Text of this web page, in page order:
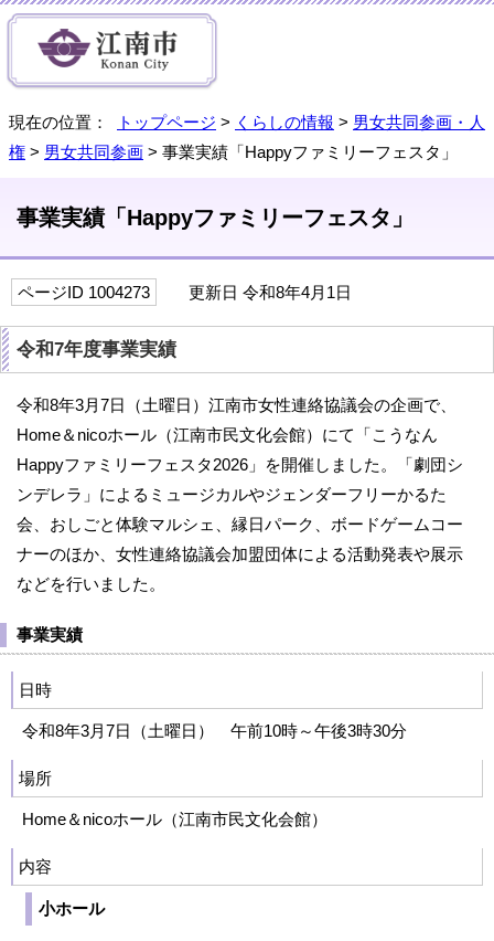
現在の位置： トップページ > くらしの情報 > 男女共同参画・人
権 > 男女共同参画 > 事業実績「Happyファミリーフェスタ」
事業実績「Happyファミリーフェスタ」
ページID 1004273 更新日 令和8年4月1日
令和7年度事業実績
令和8年3月7日（土曜日）江南市女性連絡協議会の企画で、
Home＆nicoホール（江南市民文化会館）にて「こうなん
Happyファミリーフェスタ2026」を開催しました。「劇団シ
ンデレラ」によるミュージカルやジェンダーフリーかるた
会、おしごと体験マルシェ、縁日パーク、ボードゲームコー
ナーのほか、女性連絡協議会加盟団体による活動発表や展示
などを行いました。
事業実績
日時
令和8年3月7日（土曜日） 午前10時～午後3時30分
場所
Home＆nicoホール（江南市民文化会館）
内容
小ホール